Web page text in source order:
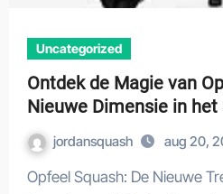
Uncategorized
Ontdek de Magie van
Nieuwe Dimensie in het
jordansquash aug 20,
Opfeel Squash: De Nieuwe Trend in de